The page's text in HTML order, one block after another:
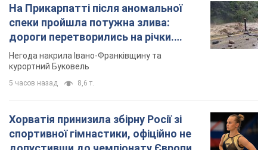
основних спортсменів
Турнір відбудеться в Загребі з 13 по 23 серпня
4 часа назад 7,5 т.